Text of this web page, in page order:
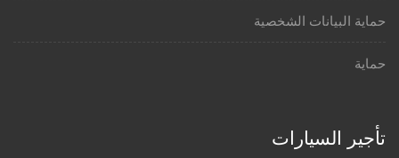
حماية البيانات الشخصية
حماية
تأجير السيارات